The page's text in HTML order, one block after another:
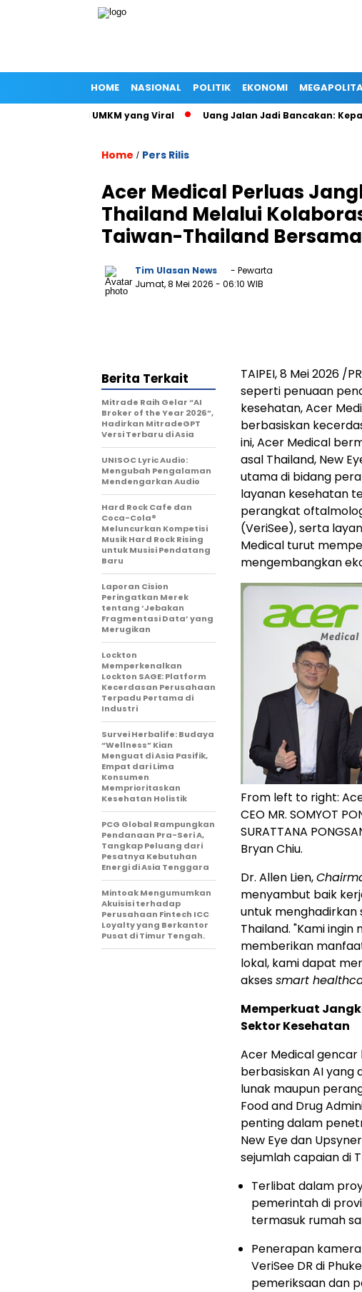
HOME NASIONAL POLITIK EKONOMI
Menteri UMKM yang Viral Uang Jalan Jadi Bancakan: Kepala
Home / Pers Rilis
Acer Medical Perluas
Thailand Melalui
Taiwan-Thailand Bersama
Tim Ulasan News
- Pewarta
Jumat, 8 Mei 2026 - 06:10 WIB
TAIPEI, 8 Mei 2026 /
seperti penuaan
kesehatan, Acer
berbasiskan
ini, Acer Medical
asal Thailand, New
utama di bidang
layanan kesehatan
perangkat
(VeriSee), serta
Medical turut
mengembangkan
From left to right:
CEO MR. SOMYOT
SURATTANA
Bryan Chiu.
Dr. Allen Lien,
menyambut baik
untuk menghadirkan
Thailand. "Kami
memberikan
lokal, kami dapat
aksessmart
Memperkuat
Sektor Kesehatan
Acer Medical gencar
berbasiskan AI
lunak maupun
Food and Drug
penting dalam
New Eye dan
sejumlah capaian di
Terlibat dalam
pemerintah di
termasuk rumah
Penerapan
VeriSee DR di
pemeriksaan dan
Berita Terkait
Mitrade Raih Gelar “AI
Broker of the Year 2026”,
Hadirkan MitradeGPT
Versi Terbaru di Asia
UNISOC Lyric Audio:
Mengubah Pengalaman
Mendengarkan Audio
Hard Rock Cafe dan
Coca-Cola®
Meluncurkan Kompetisi
Musik Hard Rock Rising
untuk Musisi Pendatang
Baru
Laporan Cision
Peringatkan Merek
tentang ‘Jebakan
Fragmentasi Data’ yang
Merugikan
Lockton
Memperkenalkan
Lockton SAGE: Platform
Kecerdasan Perusahaan
Terpadu Pertama di
Industri
Survei Herbalife: Budaya
“Wellness” Kian
Menguat di Asia Pasifik,
Empat dari Lima
Konsumen
Memprioritaskan
Kesehatan Holistik
PCG Global Rampungkan
Pendanaan Pra-Seri A,
Tangkap Peluang dari
Pesatnya Kebutuhan
Energi di Asia Tenggara
Mintoak Mengumumkan
Akuisisi terhadap
Perusahaan Fintech ICC
Loyalty yang Berkantor
Pusat di Timur Tengah.